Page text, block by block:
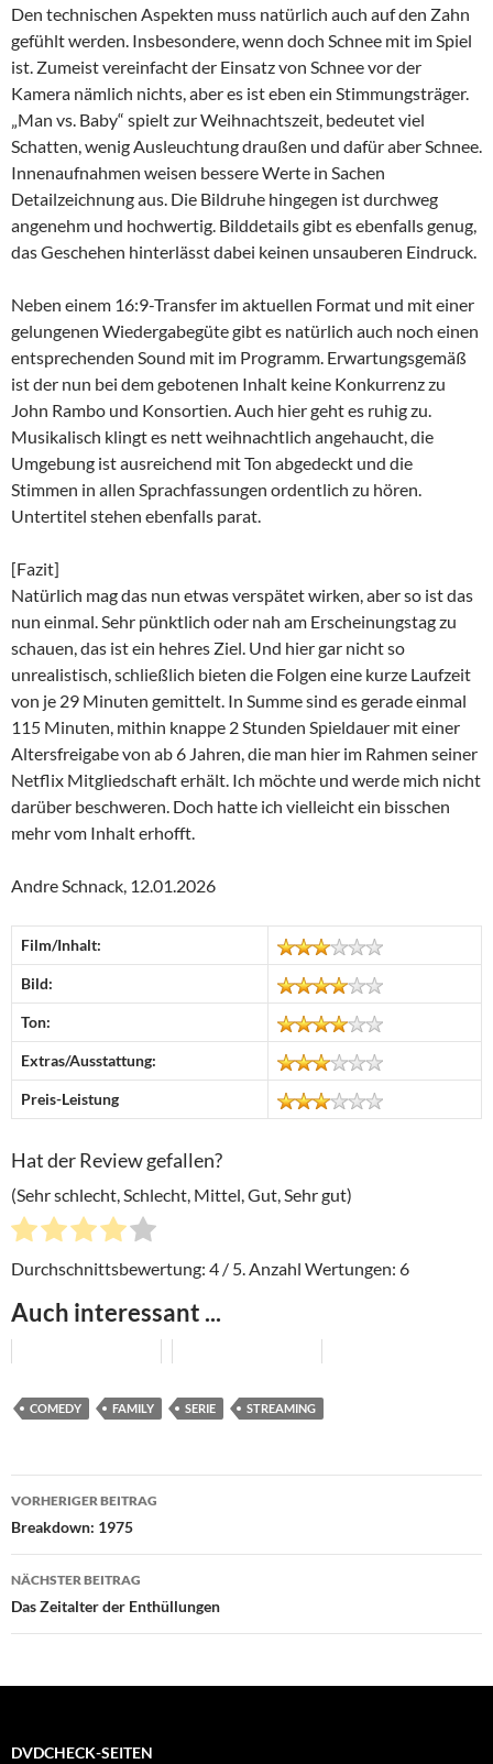
Den technischen Aspekten muss natürlich auch auf den Zahn
gefühlt werden. Insbesondere, wenn doch Schnee mit im Spiel
ist. Zumeist vereinfacht der Einsatz von Schnee vor der
Kamera nämlich nichts, aber es ist eben ein Stimmungsträger.
„Man vs. Baby“ spielt zur Weihnachtszeit, bedeutet viel
Schatten, wenig Ausleuchtung draußen und dafür aber Schnee.
Innenaufnahmen weisen bessere Werte in Sachen
Detailzeichnung aus. Die Bildruhe hingegen ist durchweg
angenehm und hochwertig. Bilddetails gibt es ebenfalls genug,
das Geschehen hinterlässt dabei keinen unsauberen Eindruck.
Neben einem 16:9-Transfer im aktuellen Format und mit einer
gelungenen Wiedergabegüte gibt es natürlich auch noch einen
entsprechenden Sound mit im Programm. Erwartungsgemäß
ist der nun bei dem gebotenen Inhalt keine Konkurrenz zu
John Rambo und Konsortien. Auch hier geht es ruhig zu.
Musikalisch klingt es nett weihnachtlich angehaucht, die
Umgebung ist ausreichend mit Ton abgedeckt und die
Stimmen in allen Sprachfassungen ordentlich zu hören.
Untertitel stehen ebenfalls parat.
[Fazit]
Natürlich mag das nun etwas verspätet wirken, aber so ist das
nun einmal. Sehr pünktlich oder nah am Erscheinungstag zu
schauen, das ist ein hehres Ziel. Und hier gar nicht so
unrealistisch, schließlich bieten die Folgen eine kurze Laufzeit
von je 29 Minuten gemittelt. In Summe sind es gerade einmal
115 Minuten, mithin knappe 2 Stunden Spieldauer mit einer
Altersfreigabe von ab 6 Jahren, die man hier im Rahmen seiner
Netflix Mitgliedschaft erhält. Ich möchte und werde mich nicht
darüber beschweren. Doch hatte ich vielleicht ein bisschen
mehr vom Inhalt erhofft.
Andre Schnack, 12.01.2026
Film/Inhalt:
Bild:
Ton:
Extras/Ausstattung:
Preis-Leistung
Hat der Review gefallen?
(Sehr schlecht, Schlecht, Mittel, Gut, Sehr gut)
Durchschnittsbewertung: 4 / 5. Anzahl Wertungen: 6
Auch interessant ...
COMEDY FAMILY SERIE STREAMING
Beitragsnavigation
VORHERIGER BEITRAG
Breakdown: 1975
NÄCHSTER BEITRAG
Das Zeitalter der Enthüllungen
DVDCHECK-SEITEN